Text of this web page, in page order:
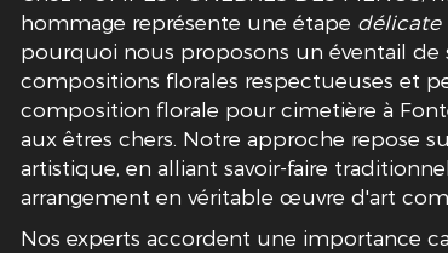
hommage représente une étape délicate
pourquoi nous proposons un éventail de
compositions florales respectueuses et
composition florale pour cimetière à
aux êtres chers. Notre approche repose
artistique, en alliant savoir-faire
arrangement en véritable œuvre d'art
Nos experts accordent une importance